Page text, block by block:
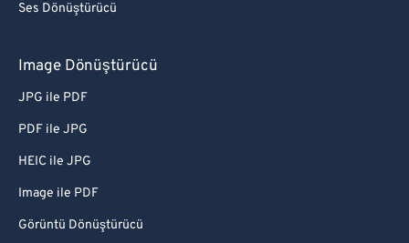
Ses Dönüştürücü
Image Dönüştürücü
JPG ile PDF
PDF ile JPG
HEIC ile JPG
Image ile PDF
Görüntü Dönüştürücü